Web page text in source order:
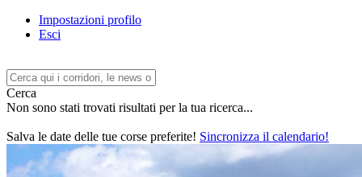
Impostazioni profilo
Esci
Cerca
Non sono stati trovati risultati per la tua ricerca...
Salva le date delle tue corse preferite! Sincronizza il calendario!